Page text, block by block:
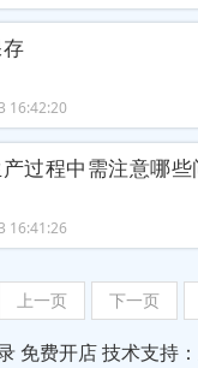
16:42:20
过程中需注意哪些
16:41:26
上一页 下一页
免费开店技术支持